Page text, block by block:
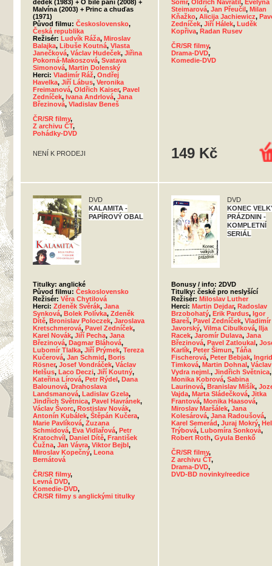
dědek (1983) + O bílé paní (2008) +
Malvína (2003) + Princ a chuďas
(1971)
Původ filmu: Československo,
Česká republika
Režisér: Ludvík Ráža, Miroslav
Balajka, Libuše Koutná, Vlasta
Janečková, Václav Hudeček, Jiřina
Pokorná-Makoszová, Svatava
Simonová, Martin Dolenský
Herci: Vladimír Ráž, Ondřej
Havelka, Jiří Lábus, Veronika
Freimanová, Oldřich Kaiser, Pavel
Zedníček, Ivana Andrlová, Jana
Březinová, Vladislav Beneš
ČR/SR filmy,
Z archivu ČT,
Pohádky-DVD
NENÍ K PRODEJI
Somr, Oldřich Navrátil, Evelyna
Steimarová, Jan Přeučil, Milan
Kňažko, Alicija Jachiewicz,
Zedníček, Jiří Hálek, Luděk
Kopřiva, Radan Rusev
ČR/SR filmy,
Drama-DVD,
Komedie-DVD
149 Kč
DVD
KALAMITA -
PAPÍROVÝ OBAL
Titulky: anglické
Původ filmu: Československo
Režisér: Věra Chytilová
Herci: Zdeněk Svěrák, Jana
Synková, Bolek Polívka, Zdeněk
Dítě, Bronislav Poloczek, Jaroslava
Kretschmerová, Pavel Zedníček,
Karel Novák, Jiří Pecha, Jana
Březinová, Dagmar Bláhová,
Lubomír Tlalka, Jiří Prýmek, Tereza
Kučerová, Jan Schmid, Boris
Rösner, Josef Vondráček, Václav
Helšus, Laco Deczi, Jiří Koutný,
Kateřina Lírová, Petr Rýdel, Dana
Balounová, Drahoslava
Landsmanová, Ladislav Gzela,
Jindřich Světnica, Pavel Havránek,
Václav Švorc, Rostislav Novák,
Antonín Kubálek, Štěpán Kučera,
Marie Pavlíková, Zuzana
Schmidová, Eva Vidlařová, Petr
Kratochvíl, Daniel Dítě, František
Čužna, Jan Vávra, Viktor Bejbl,
Miroslav Kopečný, Leona
Bernátová
ČR/SR filmy,
Levná DVD,
Komedie-DVD,
ČR/SR filmy s anglickými titulky
DVD
KONEC
PRÁZDNIN -
KOMPLETNÍ
SERIÁL
Bonusy / info: 2DVD
Titulky: české pro neslyšící
Režisér: Miloslav Luther
Herci: Martin Dejdar, Radoslav
Brzobohatý, Erik Pardus, Igor
Bareš, Pavel Zedníček, Vladimír
Javorský, Vilma Cibulková, Ilja
Racek, Jaromír Dulava, Jana
Březinová, Pavel Zatloukal,
Karlík, Peter Šimun, Táňa
Fischerová, Peter Bebjak, Ingrid
Timková, Martin Dohnal, Václav
Vydra nejml., Jindřich Světnica,
Monika Kobrová, Sabina
Laurinová, Branislav Mišík,
Vajda, Marta Sládečková, Jitka
Frantová, Monika Haasová,
Miroslav Maršálek, Jana
Kolesárová, Jana Radoušová,
Karel Semerád, Juraj Mokrý,
Trýbová, Lubomíra Sonková,
Robert Roth, Gyula Benkő
ČR/SR filmy,
Z archivu ČT,
Drama-DVD,
DVD-BD novinky/reedice